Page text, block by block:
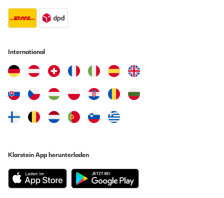
International
Klarstein App herunterladen